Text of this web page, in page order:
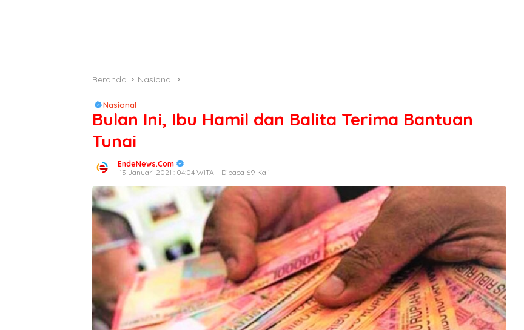
Beranda Nasional
Nasional
Bulan Ini, Ibu Hamil dan Balita Terima Bantuan
Tunai
EndeNews.Com
13 Januari 2021 : 04:04 WITA | Dibaca 69 Kali